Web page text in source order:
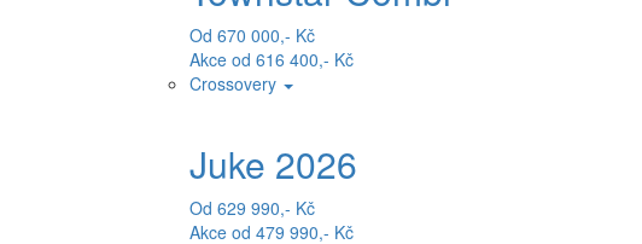
Od 670 000,- Kč
Akce od 616 400,- Kč
Crossovery
Juke 2026
Od 629 990,- Kč
Akce od 479 990,- Kč